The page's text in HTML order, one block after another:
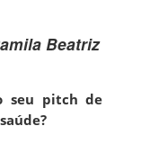
Beatriz
seu pitch de